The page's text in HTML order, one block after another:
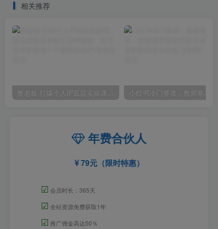
相关推荐
蟹老板·打爆个人IP底层实操课，教你成熟专业的打造IP技能，全方位带你做成一个能商业化IP
年费合伙人
79元（限时特惠）
☑ 会员时长：365天
☑ 全站资源免费获取1年
☑ 推广佣金高达50％